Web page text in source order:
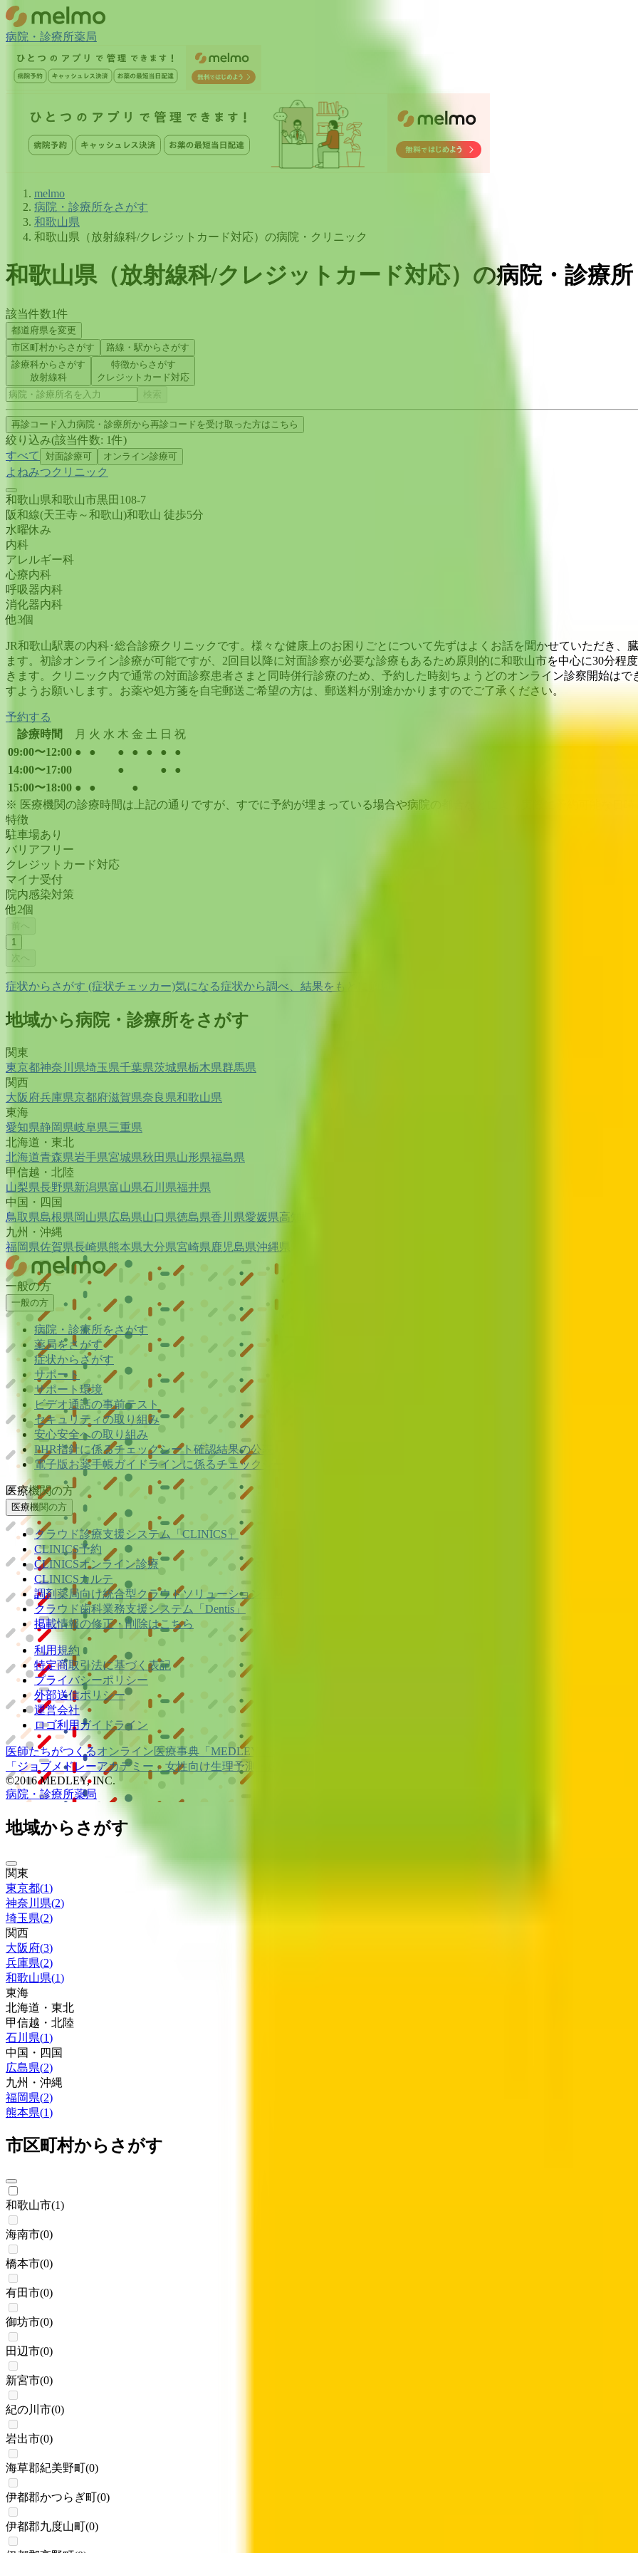
病院・診療所薬局
melmo
病院・診療所をさがす
和歌山県
和歌山県（放射線科/クレジットカード対応）の病院・クリニック
和歌山県（放射線科/クレジットカード対応） の病院・診療所
該当件数1件
都道府県を変更
市区町村からさがす 路線・駅からさがす
診療科からさがす
放射線科
特徴からさがす
クレジットカード対応
検索
再診コード入力病院・診療所から再診コードを受け取った方はこちら
絞り込み(該当件数: 1件)
すべて
対面診療可 オンライン診療可
よねみつクリニック
和歌山県和歌山市黒田108-7
阪和線(天王寺～和歌山)和歌山 徒歩5分
水曜休み
内科
アレルギー科
心療内科
呼吸器内科
消化器内科
他3個
JR和歌山駅裏の内科･総合診療クリニックです。様々な健康上のお困りごとについて先ずはよくお話を聞かせていただき、
ます。初診オンライン診療が可能ですが、2回目以降に対面診察が必要な診療もあるため原則的に和歌山市を中心に30分程
きます。クリニック内で通常の対面診察患者さまと同時併行診療のため、予約した時刻ちょうどのオンライン診察開始は
すようお願いします。お薬や処方箋を自宅郵送ご希望の方は、郵送料が別途かかりますのでご了承ください。
予約する
診療時間
月 火 水 木 金 土 日 祝
09:00〜12:00 ● ● ● ● ● ●
●
14:00〜17:00
● ●
●
15:00〜18:00 ● ●
●
※ 医療機関の診療時間は上記の通りですが、すでに予約が埋まっている場合や病院の都合などにより実際に予約可能な日時
特徴
駐車場あり
バリアフリー
クレジットカード対応
マイナ受付
院内感染対策
他2個
前へ
1
次へ
症状からさがす (症状チェッカー)気になる症状から調べ、結果をもとに適切な病院・診療所を提案します
地域から病院・診療所をさがす
関東
東京都神奈川県埼玉県千葉県茨城県栃木県群馬県
関西
大阪府兵庫県京都府滋賀県奈良県和歌山県
東海
愛知県静岡県岐阜県三重県
北海道・東北
北海道青森県岩手県宮城県秋田県山形県福島県
甲信越・北陸
山梨県長野県新潟県富山県石川県福井県
中国・四国
鳥取県島根県岡山県広島県山口県徳島県香川県愛媛県高知県
九州・沖縄
福岡県佐賀県長崎県熊本県大分県宮崎県鹿児島県沖縄県
一般の方
一般の方
病院・診療所をさがす
薬局をさがす
症状からさがす
サポート
サポート環境
ビデオ通話の事前テスト
セキュリティの取り組み
安心安全への取り組み
PHR指針に係るチェックシート確認結果の公表
電子版お薬手帳ガイドラインに係るチェックシート確認結果の公表
医療機関の方
医療機関の方
クラウド診療支援システム
「CLINICS」
CLINICS予約
CLINICSオンライン診療
CLINICSカルテ
調剤薬局向け統合型クラウドソリューション
クラウド歯科業務支援システム
「Dentis」
掲載情報の修正・削除はこちら
利用規約
特定商取引法に基づく表記
プライバシーポリシー
外部送信ポリシー
運営会社
ロゴ利用ガイドライン
医師たちがつくるオンライン医療事典 「MEDLEY」
「ジョブメドレーアカデミー」 女性向け生理予測・妊活アプリ
©2016 MEDLEY, INC.
病院・診療所薬局
地域からさがす
関東
東京都(1)
神奈川県(2)
埼玉県(2)
関西
大阪府(3)
兵庫県(2)
和歌山県(1)
東海
北海道・東北
甲信越・北陸
石川県(1)
中国・四国
広島県(2)
九州・沖縄
福岡県(2)
熊本県(1)
市区町村からさがす
和歌山市(1)
海南市(0)
橋本市(0)
有田市(0)
御坊市(0)
田辺市(0)
新宮市(0)
紀の川市(0)
岩出市(0)
海草郡紀美野町(0)
伊都郡かつらぎ町(0)
伊都郡九度山町(0)